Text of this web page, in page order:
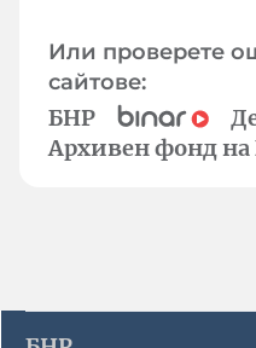
Или проверете
сайтове:
БНР
Архивен фонд